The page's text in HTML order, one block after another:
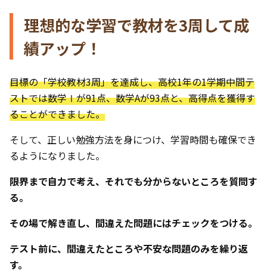
理想的な学習で教材を3周して成
績アップ！
目標の「学校教材3周」を達成し、高校1年の1学期中間テ
ストでは数学Ⅰが91点、数学Aが93点と、高得点を獲得す
ることができました。
そして、正しい勉強方法を身につけ、学習時間も確保でき
るようになりました。
限界まで自力で考え、それでも分からないところを質問す
る。
その場で解き直し、間違えた問題にはチェックをつける。
テスト前に、間違えたところや不安な問題のみを繰り返
す。